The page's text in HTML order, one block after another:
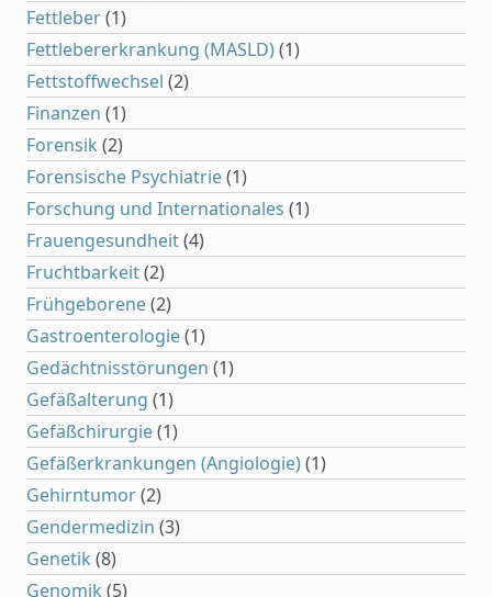
Fettleber(1)
Fettlebererkrankung (MASLD)(1)
Fettstoffwechsel (2)
Finanzen (1)
Forensik (2)
Forensische Psychiatrie(1)
Forschung und Internationales (1)
Frauengesundheit(4)
Fruchtbarkeit(2)
Frühgeborene(2)
Gastroenterologie(1)
Gedächtnisstörungen (1)
Gefäßalterung (1)
Gefäßchirurgie(1)
Gefäßerkrankungen (Angiologie)(1)
Gehirntumor(2)
Gendermedizin (3)
Genetik (8)
Genomik (5)